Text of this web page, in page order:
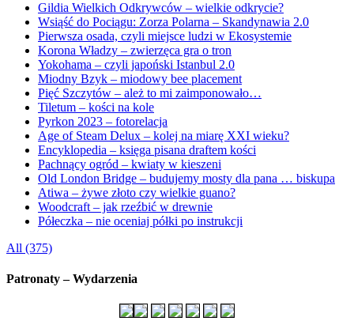
Gildia Wielkich Odkrywców – wielkie odkrycie?
Wsiąść do Pociągu: Zorza Polarna – Skandynawia 2.0
Pierwsza osada, czyli miejsce ludzi w Ekosystemie
Korona Władzy – zwierzęca gra o tron
Yokohama – czyli japoński Istanbul 2.0
Miodny Bzyk – miodowy bee placement
Pięć Szczytów – ależ to mi zaimponowało…
Tiletum – kości na kole
Pyrkon 2023 – fotorelacja
Age of Steam Delux – kolej na miarę XXI wieku?
Encyklopedia – księga pisana draftem kości
Pachnący ogród – kwiaty w kieszeni
Old London Bridge – budujemy mosty dla pana … biskupa
Atiwa – żywe złoto czy wielkie guano?
Woodcraft – jak rzeźbić w drewnie
Półeczka – nie oceniaj półki po instrukcji
All (375)
Patronaty – Wydarzenia